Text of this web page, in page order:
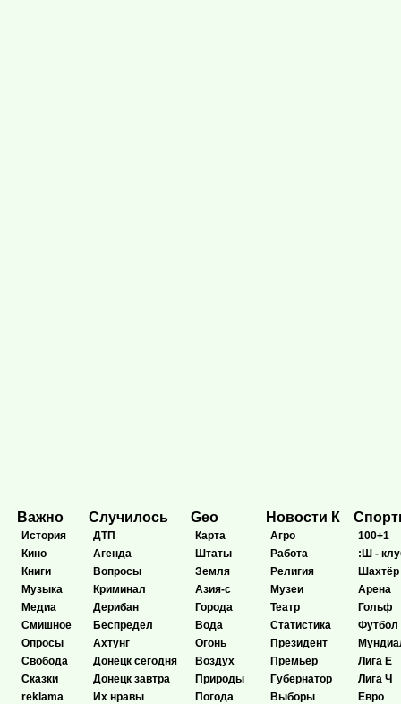
Важно
История
Кино
Книги
Музыка
Медиа
Смишное
Опросы
Свобода
Сказки
reklama
Случилось
ДТП
Агенда
Вопросы
Криминал
Дерибан
Беспредел
Ахтунг
Донецк сегодня
Донецк завтра
Их нравы
Geo
Карта
Штаты
Земля
Азия-с
Города
Вода
Огонь
Воздух
Природы
Погода
Новости К
Агро
Работа
Религия
Музеи
Театр
Статистика
Президент
Премьер
Губернатор
Выборы
100+1
:Ш -
Шахтёр
Арена
Гольф
Футбол
Лига Е
Лига Ч
Евро